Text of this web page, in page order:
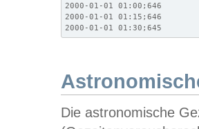
2000-01-01 01:00;646
2000-01-01 01:15;646
2000-01-01 01:30;645
Die astronomische